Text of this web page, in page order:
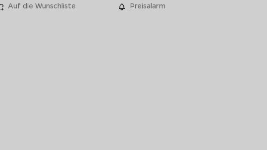
Auf die Wunschliste
Preisalarm